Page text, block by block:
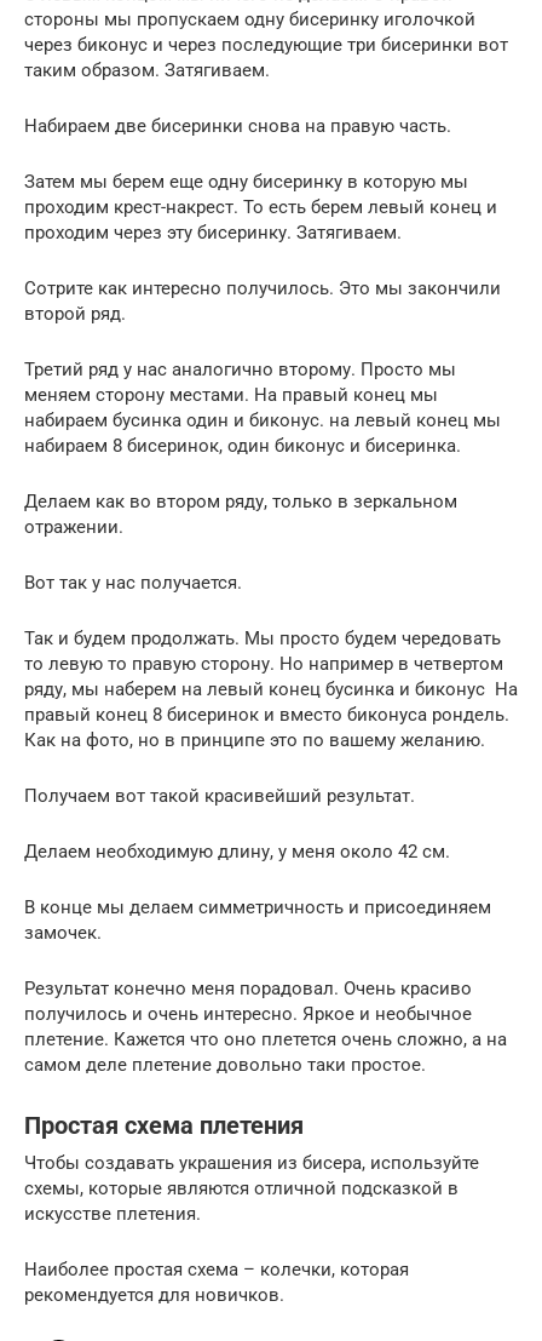
стороны мы пропускаем одну бисеринку иголочкой
через биконус и через последующие три бисеринки вот
таким образом. Затягиваем.
Набираем две бисеринки снова на правую часть.
Затем мы берем еще одну бисеринку в которую мы
проходим крест-накрест. То есть берем левый конец и
проходим через эту бисеринку. Затягиваем.
Сотрите как интересно получилось. Это мы закончили
второй ряд.
Третий ряд у нас аналогично второму. Просто мы
меняем сторону местами. На правый конец мы
набираем бусинка один и биконус. на левый конец мы
набираем 8 бисеринок, один биконус и бисеринка.
Делаем как во втором ряду, только в зеркальном
отражении.
Вот так у нас получается.
Так и будем продолжать. Мы просто будем чередовать
то левую то правую сторону. Но например в четвертом
ряду, мы наберем на левый конец бусинка и биконус На
правый конец 8 бисеринок и вместо биконуса рондель.
Как на фото, но в принципе это по вашему желанию.
Получаем вот такой красивейший результат.
Делаем необходимую длину, у меня около 42 см.
В конце мы делаем симметричность и присоединяем
замочек.
Результат конечно меня порадовал. Очень красиво
получилось и очень интересно. Яркое и необычное
плетение. Кажется что оно плетется очень сложно, а на
самом деле плетение довольно таки простое.
Простая схема плетения
Чтобы создавать украшения из бисера, используйте
схемы, которые являются отличной подсказкой в
искусстве плетения.
Наиболее простая схема – колечки, которая
рекомендуется для новичков.